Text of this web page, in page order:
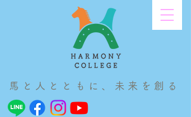
馬と人とともに、未来を創る